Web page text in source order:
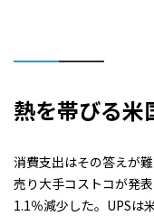
熱を帯びる米
消費支出はその答えが
売り大手コストコが発
1.1％減少した。UPSは